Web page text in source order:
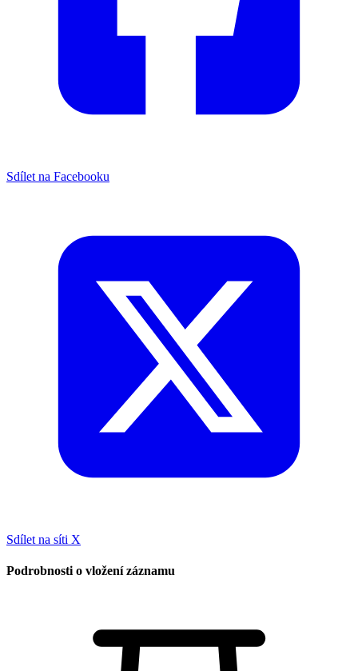
Sdílet na Facebooku
Sdílet na síti X
Podrobnosti o vložení záznamu